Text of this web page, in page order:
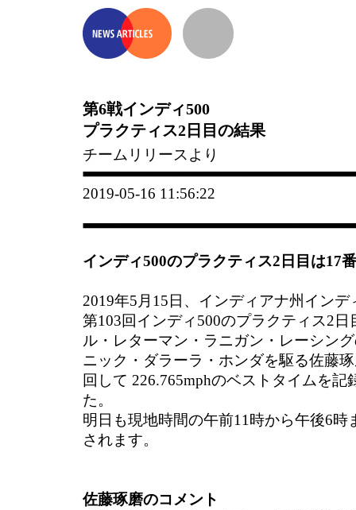
第6戦インディ500
プラクティス2日目の結果
チームリリースより
2019-05-16 11:56:22
インディ500のプラクティス2日目は17
2019年5月15日、インディアナ州イン
第103回インディ500のプラクティス2
ル・レターマン・ラニガン・レーシン
ニック・ダラーラ・ホンダを駆る佐藤
回して 226.765mphのベストタイムを
た。
明日も現地時間の午前11時から午後6時
されます。
佐藤琢磨のコメント